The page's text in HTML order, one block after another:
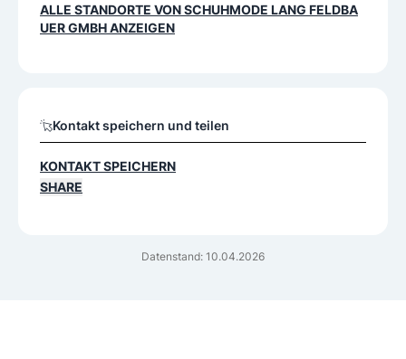
Datenstand: 10.04.2026
ALLE STANDORTE VONSCHUHMODE LANG FELDBA
UER GMBHANZEIGEN
Kontakt speichern und teilen
KONTAKT SPEICHERN
SHARE